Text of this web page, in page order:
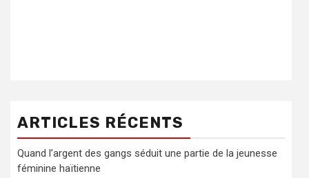
ARTICLES RÉCENTS
Quand l’argent des gangs séduit une partie de la jeunesse
féminine haïtienne